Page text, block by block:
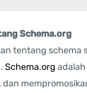
Schema.org
tentang schema
Schema.org
dan